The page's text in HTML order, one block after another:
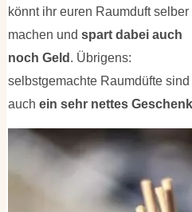
könnt ihr euren Raumduft selber
machen und spart dabei auch
noch Geld . Übrigens:
selbstgemachte Raumdüfte sind
auch ein sehr nettes Geschenk